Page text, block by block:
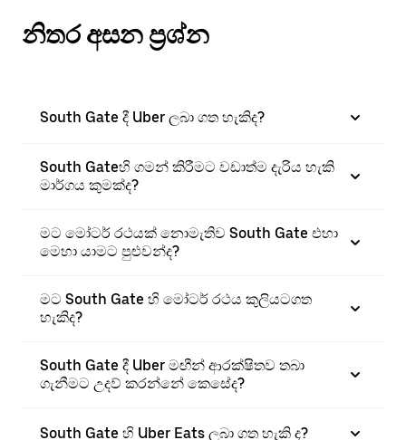
නිතර අසන ප්‍රශ්න
South Gate දී Uber ලබා ගත හැකිද?
South Gateහි ගමන් කිරීමට වඩාත්ම දැරිය හැකි
මාර්ගය කුමක්ද?
මට මෝටර් රථයක් නොමැතිව South Gate එහා
මෙහා යාමට පුළුවන්ද?
මට South Gate හි මෝටර් රථය කුලියටගත
හැකිද?
South Gate දී Uber මඟීන් ආරක්ෂිතව තබා
ගැනීමට උදව් කරන්නේ කෙසේද?
South Gate හි Uber Eats ලබා ගත හැකි ද?